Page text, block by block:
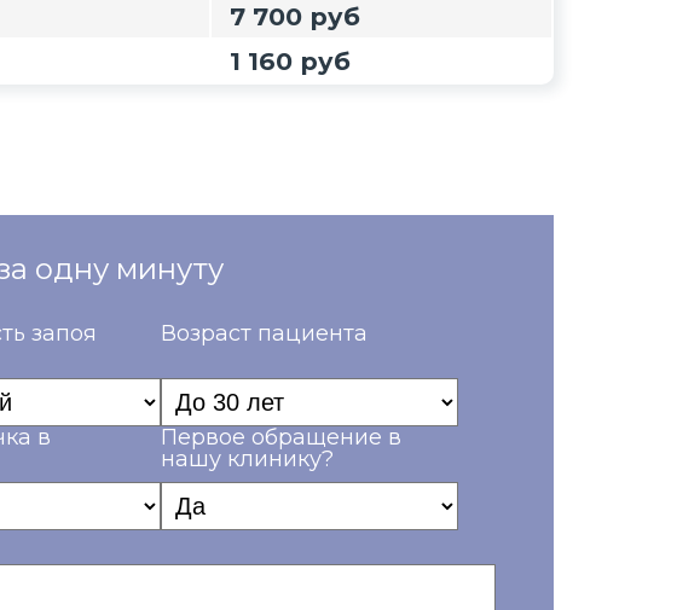
7 700 руб
1 160 руб
одну минуту
запоя Возраст пациента
в
Первое обращение в
нашу клинику?